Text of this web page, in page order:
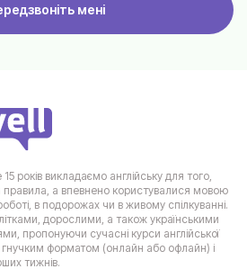
мені
років викладаємо англійську для того,
правила, а впевнено користувалися мовою
в подорожах чи в живому спілкуванні.
дорослими, а також українськими
пропонуючи сучасні курси англійської
форматом (онлайн або офлайн) і
тижнів.